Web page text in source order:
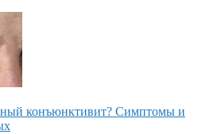
конъюнктивит? Симптомы и